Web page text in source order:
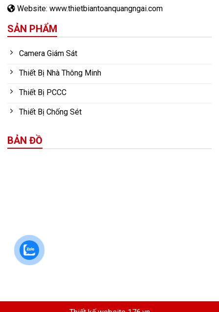
Website: www.thietbiantoanquangngai.com
SẢN PHẨM
Camera Giám Sát
Thiết Bị Nhà Thông Minh
Thiết Bị PCCC
Thiết Bị Chống Sét
BẢN ĐỒ